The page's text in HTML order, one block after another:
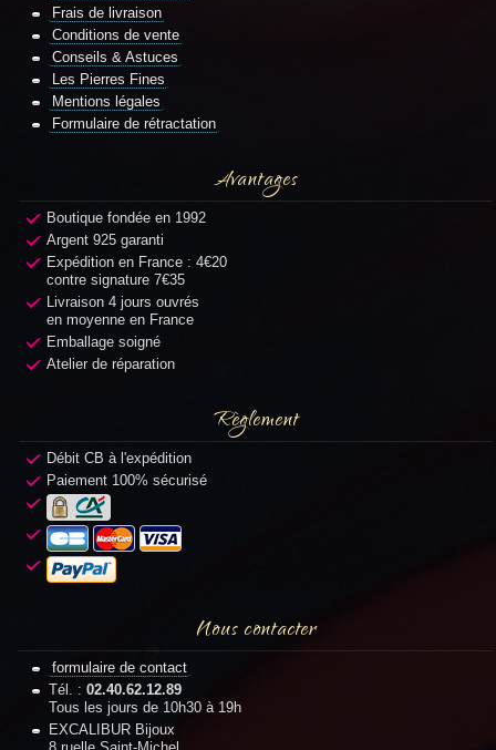
Frais de livraison
Conditions de vente
Conseils & Astuces
Les Pierres Fines
Mentions légales
Formulaire de rétractation
Avantages
Boutique fondée en 1992
Argent 925 garanti
Expédition en France : 4€20
contre signature 7€35
Livraison 4 jours ouvrés
en moyenne en France
Emballage soigné
Atelier de réparation
Règlement
Débit CB à l'expédition
Paiement 100% sécurisé
Nous contacter
formulaire de contact
Tél. : 02.40.62.12.89
Tous les jours de 10h30 à 19h
EXCALIBUR Bijoux